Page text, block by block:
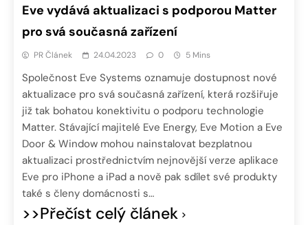
Eve vydává aktualizaci s podporou Matter
pro svá současná zařízení
PR Článek 24.04.2023 0 5 Mins
Společnost Eve Systems oznamuje dostupnost nové
aktualizace pro svá současná zařízení, která rozšiřuje
již tak bohatou konektivitu o podporu technologie
Matter. Stávající majitelé Eve Energy, Eve Motion a Eve
Door & Window mohou nainstalovat bezplatnou
aktualizaci prostřednictvím nejnovější verze aplikace
Eve pro iPhone a iPad a nově pak sdílet své produkty
také s členy domácnosti s…
>>Přečíst celý článek